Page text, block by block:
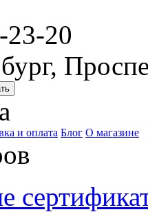
23-20
и оплата Блог О магазине